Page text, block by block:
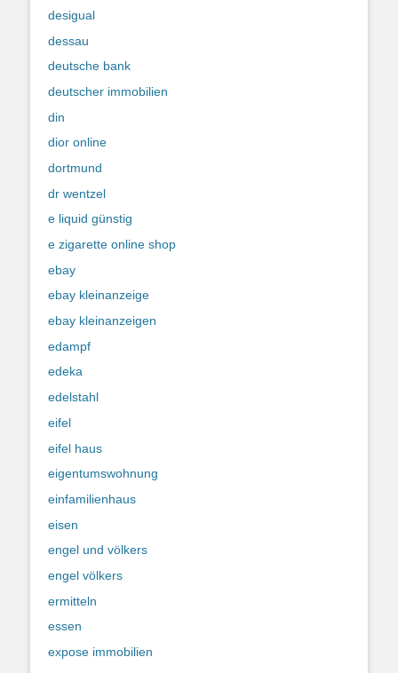
desigual
dessau
deutsche bank
deutscher immobilien
din
dior online
dortmund
dr wentzel
e liquid günstig
e zigarette online shop
ebay
ebay kleinanzeige
ebay kleinanzeigen
edampf
edeka
edelstahl
eifel
eifel haus
eigentumswohnung
einfamilienhaus
eisen
engel und völkers
engel völkers
ermitteln
essen
expose immobilien